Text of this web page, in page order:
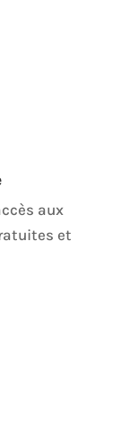
aux
et